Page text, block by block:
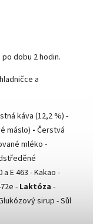
dobu 2 hodin.
a
káva (12,2 %) -
máslo) - Čerstvá
mléko -
E 463 - Kakao -
- Laktóza -
sirup - Sůl